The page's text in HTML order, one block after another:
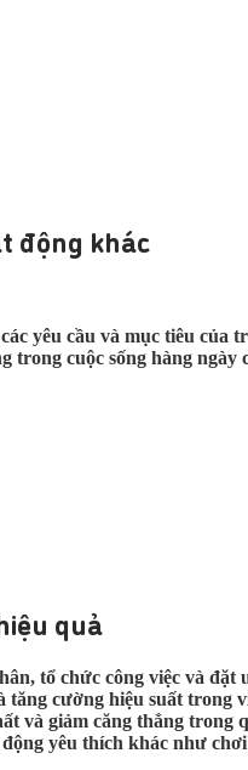
động khác
yêu cầu và mục tiêu
trong cuộc sống hàng ngày
quả
tổ chức công việc và đặt
cường hiệu suất trong
và giảm căng thẳng trong
yêu thích khác như